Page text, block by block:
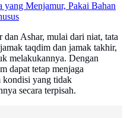
yang Menjamur, Pakai Bahan
Ashar, mulai dari niat, tata
taqdim dan jamak takhir,
melakukannya. Dengan
dapat tetap menjaga
kondisi yang tidak
secara terpisah.